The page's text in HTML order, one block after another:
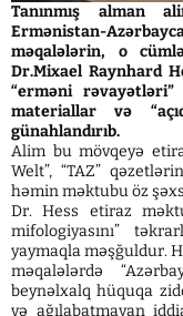
Tanınmış alman
Ermənistan-
məqalələrin, o
Dr.Mixael Raynhard
“erməni
materiallar və
günahlandırıb.
Alim bu mövqeyə
Welt”, “TAZ”
həmin məktubu öz
Dr. Hess etiraz
mifologiyasını”
yaymaqla məşğuldur.
məqalələrdə
beynəlxalq hüquqa
və ağılabatmayan